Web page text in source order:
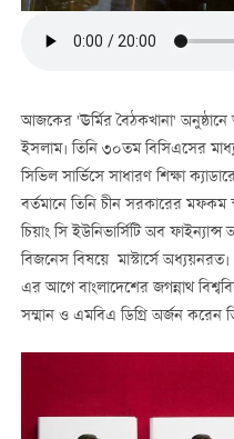
আজকের 'ঊর্মির বৈঠকখানা'
ইসলাম। তিনি ৩০তম বিসিএসের
সিভিল সার্ভিসে সাধারণ শিক্ষা
বর্তমানে তিনি চীন সরকারের মফকম
চিয়াং সি ইউনিভার্সিটি অব
বিজনেস বিষয়ে মাস্টার্সে অধ্যয়নরত।
এর আগে বাংলাদেশের জগন্নাথ
সম্মান ও এমবিএ ডিগ্রি অর্জন করেন